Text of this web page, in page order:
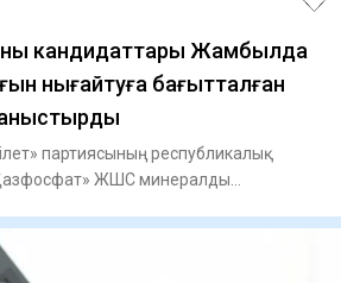
кандидаттары Жамбылда
нығайтуға бағытталған
партиясының республикалық
ЖШС минералды